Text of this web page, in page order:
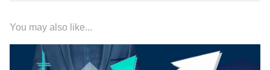
You may also like...